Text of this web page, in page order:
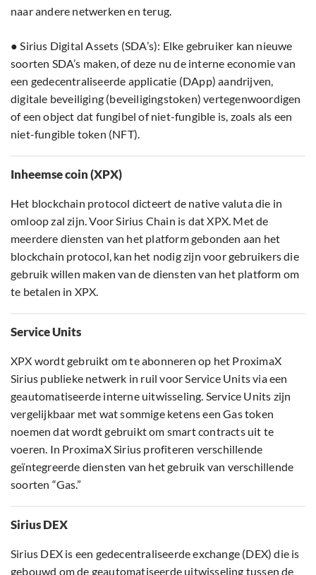
naar andere netwerken en terug.
● Sirius Digital Assets (SDA’s): Elke gebruiker kan nieuwe
soorten SDA’s maken, of deze nu de interne economie van
een gedecentraliseerde applicatie (DApp) aandrijven,
digitale beveiliging (beveiligingstoken) vertegenwoordigen
of een object dat fungibel of niet-fungible is, zoals als een
niet-fungible token (NFT).
Inheemse coin (XPX)
Het blockchain protocol dicteert de native valuta die in
omloop zal zijn. Voor Sirius Chain is dat XPX. Met de
meerdere diensten van het platform gebonden aan het
blockchain protocol, kan het nodig zijn voor gebruikers die
gebruik willen maken van de diensten van het platform om
te betalen in XPX.
Service Units
XPX wordt gebruikt om te abonneren op het ProximaX
Sirius publieke netwerk in ruil voor Service Units via een
geautomatiseerde interne uitwisseling. Service Units zijn
vergelijkbaar met wat sommige ketens een Gas token
noemen dat wordt gebruikt om smart contracts uit te
voeren. In ProximaX Sirius profiteren verschillende
geïntegreerde diensten van het gebruik van verschillende
soorten “Gas.”
Sirius DEX
Sirius DEX is een gedecentraliseerde exchange (DEX) die is
gebouwd om de geautomatiseerde uitwisseling tussen de